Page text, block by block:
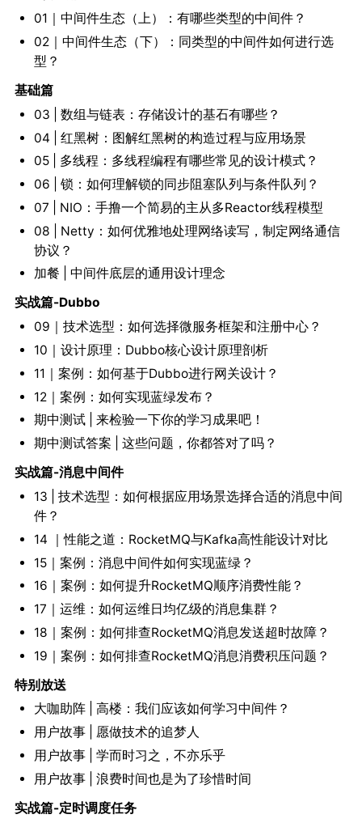
01｜中间件生态（上）：有哪些类型的中间件？
02｜中间件生态（下）：同类型的中间件如何进行选
型？
基础篇
03 | 数组与链表：存储设计的基石有哪些？
04 | 红黑树：图解红黑树的构造过程与应用场景
05 | 多线程：多线程编程有哪些常见的设计模式？
06 | 锁：如何理解锁的同步阻塞队列与条件队列？
07 | NIO：手撸一个简易的主从多Reactor线程模型
08 | Netty：如何优雅地处理网络读写，制定网络通信
协议？
加餐 | 中间件底层的通用设计理念
实战篇-Dubbo
09｜技术选型：如何选择微服务框架和注册中心？
10｜设计原理：Dubbo核心设计原理剖析
11｜案例：如何基于Dubbo进行网关设计？
12｜案例：如何实现蓝绿发布？
期中测试 | 来检验一下你的学习成果吧！
期中测试答案 | 这些问题，你都答对了吗？
实战篇-消息中间件
13 | 技术选型：如何根据应用场景选择合适的消息中间
件？
14 ｜性能之道：RocketMQ与Kafka高性能设计对比
15｜案例：消息中间件如何实现蓝绿？
16｜案例：如何提升RocketMQ顺序消费性能？
17｜运维：如何运维日均亿级的消息集群？
18｜案例：如何排查RocketMQ消息发送超时故障？
19｜案例：如何排查RocketMQ消息消费积压问题？
特别放送
大咖助阵 | 高楼：我们应该如何学习中间件？
用户故事 | 愿做技术的追梦人
用户故事 | 学而时习之，不亦乐乎
用户故事 | 浪费时间也是为了珍惜时间
实战篇-定时调度任务